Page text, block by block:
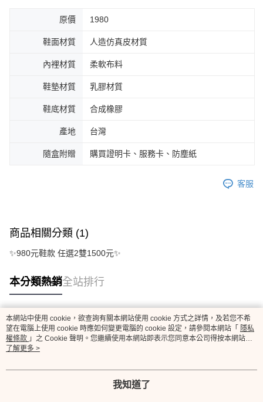
原價 1980
鞋面材質 人造仿真皮材質
內裡材質 柔軟布料
鞋墊材質 乳膠材質
鞋底材質 合成橡膠
產地 台灣
隨盒附贈 購買證明卡、服務卡、防塵紙
客服
商品相關分類 (1)
✨980元鞋款 任選2雙1500元✨
本分類熱銷全站排行
熱門標籤
本網站中使用 cookie，欲查詢有關本網站使用 cookie 方式之詳情，及若您不希
望在電腦上使用 cookie 時應如何變更電腦的 cookie 設定，請參閱本網站「 隱私
權條款 」之 Cookie 聲明。您繼續使用本網站即表示您同意本公司得按本網站使
用條款之 Cookie 聲明使用 cookie。
了解更多 >
我知道了